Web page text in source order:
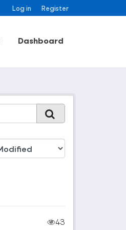
Log in Register
Dashboard
43